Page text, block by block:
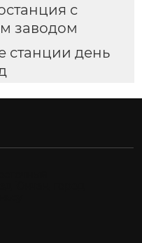
с
заводом
станции день